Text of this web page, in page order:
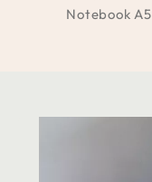
Notebook